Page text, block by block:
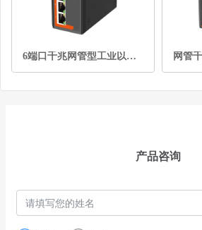
6端口千兆网管型工业以太网交换机
产品咨询